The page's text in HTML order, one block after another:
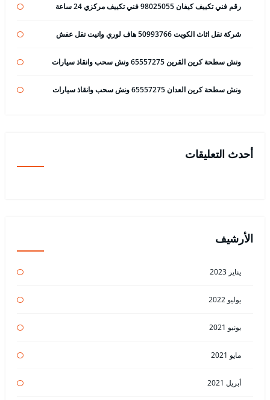
رقم فني تكييف كيفان 98025055 فني تكييف مركزي 24 ساعة
شركة نقل اثاث الكويت 50993766 هاف لوري وانيت نقل عفش
ونش سطحة كرين القرين 65557275 ونش سحب وانقاذ سيارات
ونش سطحة كرين العدان 65557275 ونش سحب وانقاذ سيارات
أحدث التعليقات
الأرشيف
يناير 2023
يوليو 2022
يونيو 2021
مايو 2021
أبريل 2021